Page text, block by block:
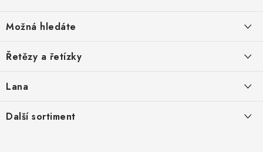
p
a
Možná hledáte
O nás
Obchodní podmínky
Řetězy a řetízky
Ozdobné řetězy
Lana
Ocelová pozinkovaná lana
Další sortiment